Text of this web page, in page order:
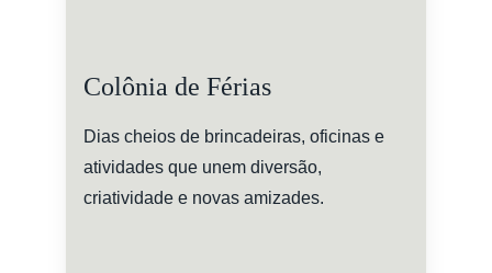
Dias cheios de brincadeiras, oficinas e
atividades que unem diversão,
criatividade e novas amizades.
Colônia de Férias